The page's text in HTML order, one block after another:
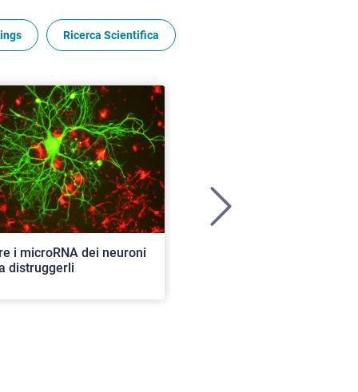
Ricerca Scientifica
i microRNA dei neuroni
distruggerli